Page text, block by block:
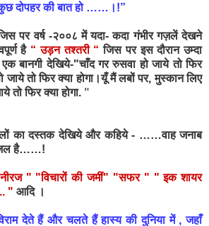
दोपहर की बात हो ……।!”
पर वर्ष -२००८ में यदा- कदा गंभीर गज़लें देखने
है “ उड़न तश्तरी “ जिस पर इस दौरान उम्दा
बानगी देखिये-"चाँद गर रुसवा हो जाये तो फिर
जाये तो फिर क्या होगा।यूँ मैं लबों पर, मुस्कान लिए
तो फिर क्या होगा. "
का दस्तक देखिये और कहिये - ……वाह जनाब
है……!
" "विचारों की जमीं" "सफर " "इक शायर
" आदि ।
देते हैं और चलते हैं हास्य की दुनिया में , जहाँ